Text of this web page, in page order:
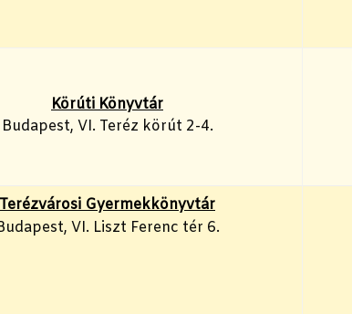
Körúti Könyvtár
Budapest, VI. Teréz körút 2-4.
Terézvárosi Gyermekkönyvtár
VI. Liszt Ferenc tér 6.